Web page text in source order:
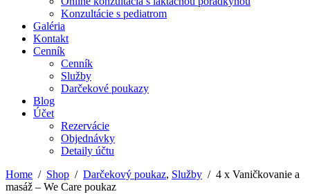
Konzultácie s pediatrom
Galéria
Kontakt
Cenník
Cenník
Služby
Darčekové poukazy
Blog
Účet
Rezervácie
Objednávky
Detaily účtu
Home / Shop / Darčekový poukaz, Služby / 4 x Vaničkovanie a
masáž – We Care poukaz